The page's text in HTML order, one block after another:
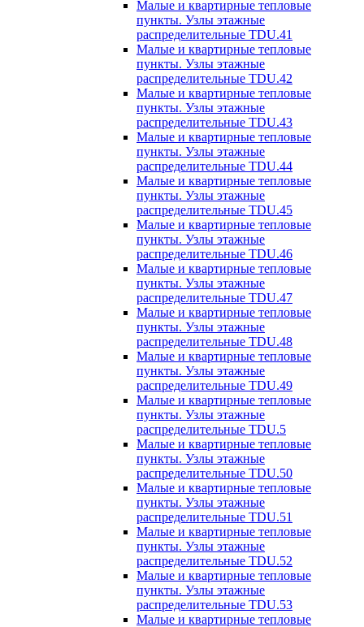
Малые и квартирные тепловые
пункты. Узлы этажные
распределительные TDU.41
Малые и квартирные тепловые
пункты. Узлы этажные
распределительные TDU.42
Малые и квартирные тепловые
пункты. Узлы этажные
распределительные TDU.43
Малые и квартирные тепловые
пункты. Узлы этажные
распределительные TDU.44
Малые и квартирные тепловые
пункты. Узлы этажные
распределительные TDU.45
Малые и квартирные тепловые
пункты. Узлы этажные
распределительные TDU.46
Малые и квартирные тепловые
пункты. Узлы этажные
распределительные TDU.47
Малые и квартирные тепловые
пункты. Узлы этажные
распределительные TDU.48
Малые и квартирные тепловые
пункты. Узлы этажные
распределительные TDU.49
Малые и квартирные тепловые
пункты. Узлы этажные
распределительные TDU.5
Малые и квартирные тепловые
пункты. Узлы этажные
распределительные TDU.50
Малые и квартирные тепловые
пункты. Узлы этажные
распределительные TDU.51
Малые и квартирные тепловые
пункты. Узлы этажные
распределительные TDU.52
Малые и квартирные тепловые
пункты. Узлы этажные
распределительные TDU.53
Малые и квартирные тепловые